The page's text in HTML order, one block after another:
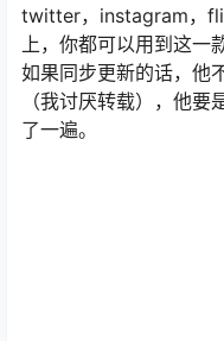
twitter，instagram，
上，你都可以用到这一
如果同步更新的话，他
（我讨厌转载），他
了一遍。